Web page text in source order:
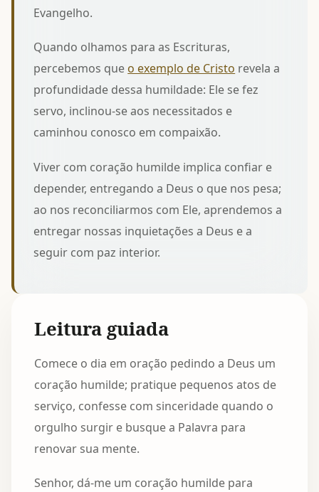
Evangelho.
Quando olhamos para as Escrituras,
percebemos que o exemplo de Cristo revela a
profundidade dessa humildade: Ele se fez
servo, inclinou-se aos necessitados e
caminhou conosco em compaixão.
Viver com coração humilde implica confiar e
depender, entregando a Deus o que nos pesa;
ao nos reconciliarmos com Ele, aprendemos a
entregar nossas inquietações a Deus e a
seguir com paz interior.
Leitura guiada
Comece o dia em oração pedindo a Deus um
coração humilde; pratique pequenos atos de
serviço, confesse com sinceridade quando o
orgulho surgir e busque a Palavra para
renovar sua mente.
Senhor, dá-me um coração humilde para